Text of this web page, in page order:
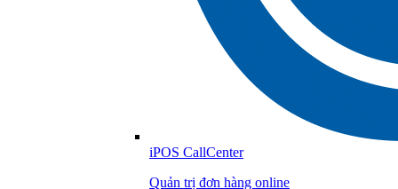
iPOS CallCenter
Quản trị đơn hàng online